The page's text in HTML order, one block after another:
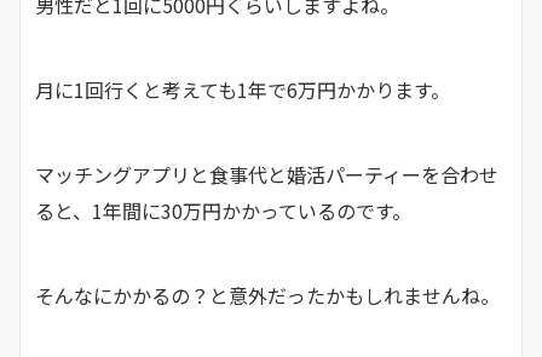
月に1回行くと考えても1年で6万円かかります。
マッチングアプリと食事代と婚活パーティーを合わせ
ると、1年間に30万円かかっているのです。
そんなにかかるの？と意外だったかもしれませんね。